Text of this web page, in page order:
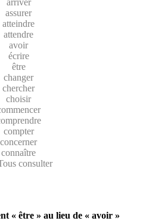
assurer
atteindre
attendre
avoir
écrire
être
changer
chercher
choisir
compter
concerner
connaître
consulter
« être » au lieu de « avoir »